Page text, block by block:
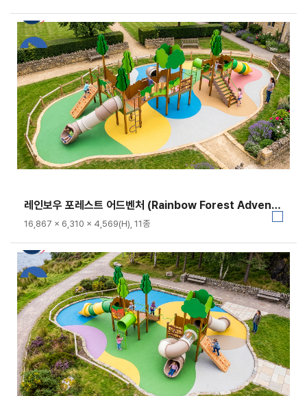
레인보우 포레스트 어드벤처 (Rainbow Forest Adventure)｜GGPG-003A-4
16,867 × 6,310 × 4,569(H), 11종